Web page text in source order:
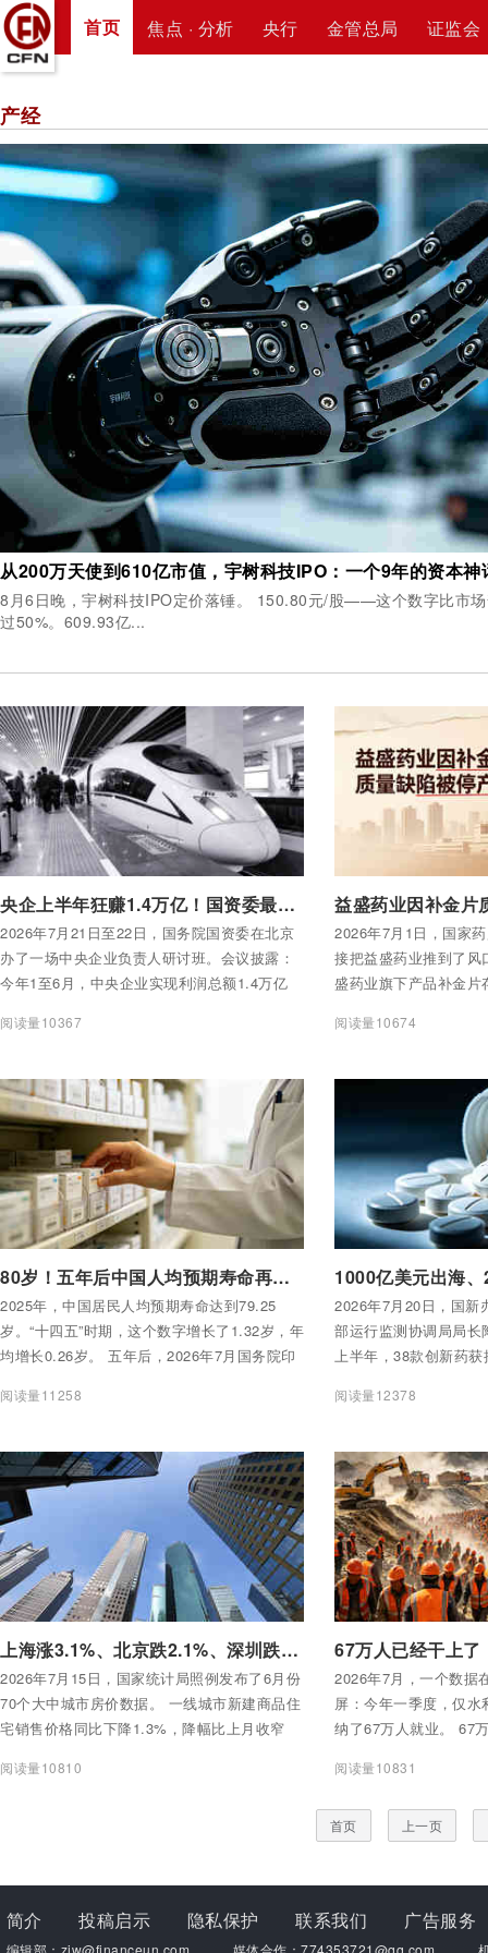
首页 焦点 · 分析 央行 金管总局 证监会
产经
从200万天使到610亿市值，宇树科技IPO：一个9年的资本神
8月6日晚，宇树科技IPO定价落锤。 150.80元/股——这个数字比市场普遍预期的100元高出超
过50%。609.93亿...
央企上半年狂赚1.4万亿！国资委最新部署：产业深度转型升级是下半场重点
2026年7月21日至22日，国务院国资委在北京
办了一场中央企业负责人研讨班。会议披露：
今年1至6月，中央企业实现利润总额1.4万亿
入同比增长3.8%。
阅读量10367
2026年7月1日，国家
接把益盛药业推到了
盛药业旗下产品补金
书》，要求对相关生
阅读量10674
80岁！五年后中国人均预期寿命再增0.75岁——你活得更长了，而且看病更方便了
2025年，中国居民人均预期寿命达到79.25
岁。“十四五”时期，这个数字增长了1.32岁，年
均增长0.26岁。 五年后，2026年7月国务院印
2030年，人均预期寿命达到80岁，主要健康指
阅读量11258
2026年7月20日，国新
部运行监测协调局局
上半年，38款创新药
总额突破1000亿美元
色工厂。
阅读量12378
上海涨3.1%、北京跌2.1%、深圳跌3.6%！一线城市房价“四分天下”，买房选错城市等于亏了一套首付
2026年7月15日，国家统计局照例发布了6月份
70个大中城市房价数据。 一线城市新建商品住
宅销售价格同比下降1.3%，降幅比上月收窄
个百分点。三线城市降4.2%，降幅与上月持
阅读量10810
2026年7月，一个数据
屏：今年一季度，仅
纳了67万人就业。 67
村劳动力工资68.8亿元
阅读量10831
首页 上一页
简介 投稿启示 隐私保护 联系我们 广告服务
编辑部：zjw@financeun.com 媒体合作：774353721@qq.com